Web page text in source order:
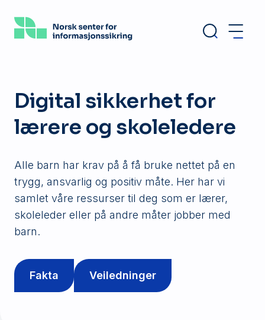
hovedinnhold
Digital sikkerhet for
lærere og skoleledere
Alle barn har krav på å få bruke nettet på en
trygg, ansvarlig og positiv måte. Her har vi
samlet våre ressurser til deg som er lærer,
skoleleder eller på andre måter jobber med
barn.
Fakta Veiledninger